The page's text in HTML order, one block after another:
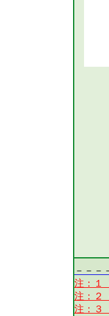
－－－
注：１
注：２
注：３